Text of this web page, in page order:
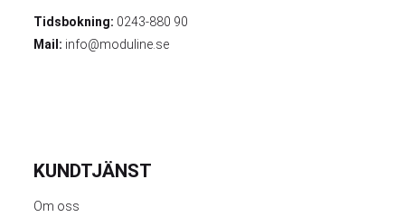
Tidsbokning: 0243-880 90
Mail: info@moduline.se
KUNDTJÄNST
Om oss